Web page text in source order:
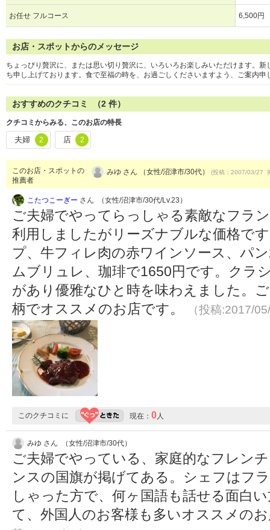
お任せ フルコース 6,500円
お店・スポットからのメッセージ
ちょっびり贅沢に、または思い切り贅沢に、いろいろお楽しみいただけます。
ち申し上げております。食で至福の時を、お過ごしくださいますよう、ご案内申
おすすめのクチコミ （2 件）
クチコミからみる、このお店の特長
夫婦 2 店 2
このお店・スポットの
推薦者
みゆ さん （女性/沼津市/30代） (投稿：2007/03/27
こたつこーぎー さん （女性/沼津市/30代/Lv.23）
ご夫婦でやってらっしゃる素敵なフラ
利用しましたがリーズナブルな価格で
プ、牛フィレ肉の赤ワインソース、パ
ムブリュレ、珈琲で1650円です。クラ
があり優雅なひと時を味わえました。
柄でオススメのお店です。
（投稿:2017/
このクチコミに 現在： 0 人
みゆ さん （女性/沼津市/30代）
ご夫婦でやっている、家庭的なフレン
ンスの国旗が掲げてある。シェフはフ
しゃった方で、何ヶ国語も話せる面白
て、外国人のお客様も多いオススメの